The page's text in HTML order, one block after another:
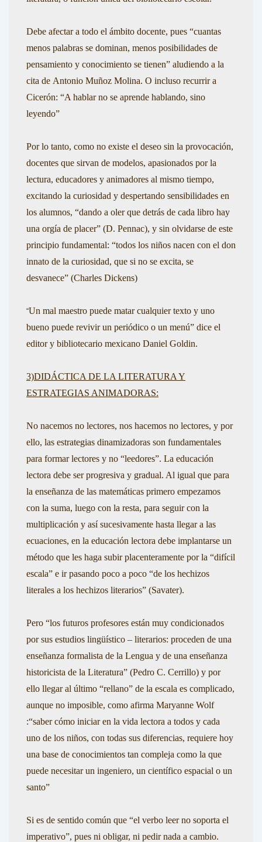
Debe afectar a todo el ámbito docente, pues “cuantas
menos palabras se dominan, menos posibilidades de
pensamiento y conocimiento se tienen” aludiendo a la
cita de Antonio Muñoz Molina. O incluso recurrir a
Cicerón: “A hablar no se aprende hablando, sino
leyendo”
Por lo tanto, como no existe el deseo sin la provocación,
docentes que sirvan de modelos, apasionados por la
lectura, educadores y animadores al mismo tiempo,
excitando la curiosidad y despertando sensibilidades en
los alumnos, “dando a oler que detrás de cada libro hay
una orgía de placer” (D. Pennac), y sin olvidarse de este
principio fundamental: “todos los niños nacen con el don
innato de la curiosidad, que si no se excita, se
desvanece” (Charles Dickens)
“Un mal maestro puede matar cualquier texto y uno
bueno puede revivir un periódico o un menú” dice el
editor y bibliotecario mexicano Daniel Goldin.
3)DIDÁCTICA DE LA LITERATURA Y
ESTRATEGIAS ANIMADORAS:
No nacemos no lectores, nos hacemos no lectores, y por
ello, las estrategias dinamizadoras son fundamentales
para formar lectores y no “leedores”. La educación
lectora debe ser progresiva y gradual. Al igual que para
la enseñanza de las matemáticas primero empezamos
con la suma, luego con la resta, para seguir con la
multiplicación y así sucesivamente hasta llegar a las
ecuaciones, en la educación lectora debe implantarse un
método que les haga subir placenteramente por la “difícil
escala” e ir pasando poco a poco “de los hechizos
literales a los hechizos literarios” (Savater).
Pero “los futuros profesores están muy condicionados
por sus estudios lingüístico – literarios: proceden de una
enseñanza formalista de la Lengua y de una enseñanza
historicista de la Literatura” (Pedro C. Cerrillo) y por
ello llegar al último “rellano” de la escala es complicado,
aunque no imposible, como afirma Maryanne Wolf
:“saber cómo iniciar en la vida lectora a todos y cada
uno de los niños, con todas sus diferencias, requiere hoy
una base de conocimientos tan compleja como la que
puede necesitar un ingeniero, un científico espacial o un
santo”
Si es de sentido común que “el verbo leer no soporta el
imperativo”, pues ni obligar, ni pedir nada a cambio.